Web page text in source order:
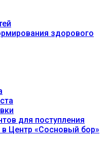
здорового
для поступления
в Центр «Сосновый бор»